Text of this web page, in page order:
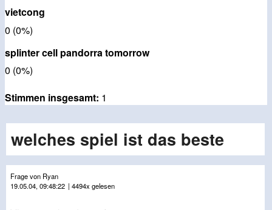
vietcong
0 (0%)
splinter cell pandorra tomorrow
0 (0%)
Stimmen insgesamt: 1
welches spiel ist das beste
Frage von Ryan
19.05.04, 09:48:22 | 4494x gelesen